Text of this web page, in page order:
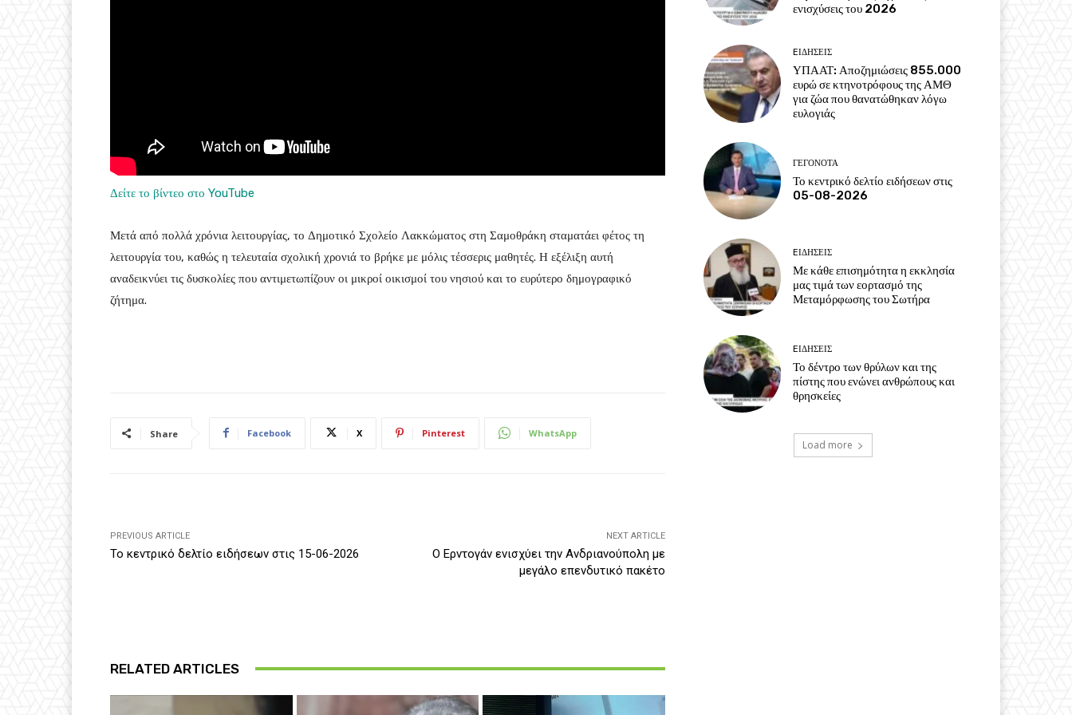
Δείτε το βίντεο στο YouTube
Μετά από πολλά χρόνια λειτουργίας, το Δημοτικό Σχολείο Λακκώματος στη Σαμοθράκη σταματάει φέτος τη
λειτουργία του, καθώς η τελευταία σχολική χρονιά το βρήκε με μόλις τέσσερις μαθητές. Η εξέλιξη αυτή
αναδεικνύει τις δυσκολίες που αντιμετωπίζουν οι μικροί οικισμοί του νησιού και το ευρύτερο δημογραφικό
ζήτημα.
Share Facebook X Pinterest WhatsApp
PREVIOUS ARTICLE
Το κεντρικό δελτίο ειδήσεων στις 15-06-2026
NEXT ARTICLE
Ο Ερντογάν ενισχύει την Ανδριανούπολη με
μεγάλο επενδυτικό πακέτο
RELATED ARTICLES
ενισχύσεις του 2026
EΙΔΗΣΕΙΣ
ΥΠΑΑΤ: Αποζημιώσεις 855.000
ευρώ σε κτηνοτρόφους της ΑΜΘ
για ζώα που θανατώθηκαν λόγω
ευλογιάς
ΓΕΓΟΝΟΤΑ
Το κεντρικό δελτίο ειδήσεων στις
05-08-2026
EΙΔΗΣΕΙΣ
Με κάθε επισημότητα η εκκλησία
μας τιμά των εορτασμό της
Μεταμόρφωσης του Σωτήρα
EΙΔΗΣΕΙΣ
Το δέντρο των θρύλων και της
πίστης που ενώνει ανθρώπους και
θρησκείες
Load more